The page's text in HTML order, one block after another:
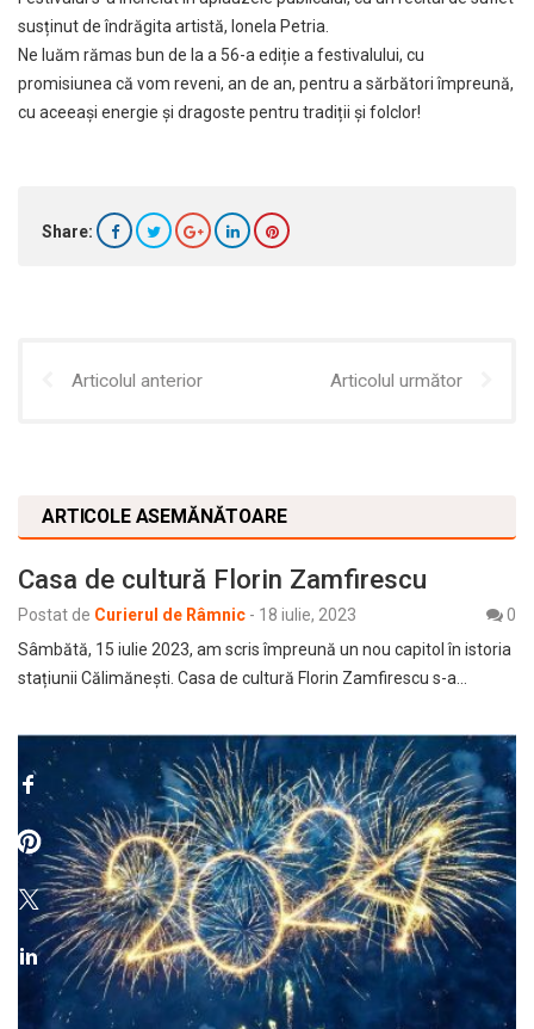
susținut de îndrăgita artistă, Ionela Petria.
Ne luăm rămas bun de la a 56-a ediție a festivalului, cu
promisiunea că vom reveni, an de an, pentru a sărbători împreună,
cu aceeași energie și dragoste pentru tradiții și folclor!
Share:
Articolul anterior Articolul următor
ARTICOLE ASEMĂNĂTOARE
Casa de cultură Florin Zamfirescu
Postat de Curierul de Râmnic - 18 iulie, 2023
0
Sâmbătă, 15 iulie 2023, am scris împreună un nou capitol în istoria
stațiunii Călimănești. Casa de cultură Florin Zamfirescu s-a…